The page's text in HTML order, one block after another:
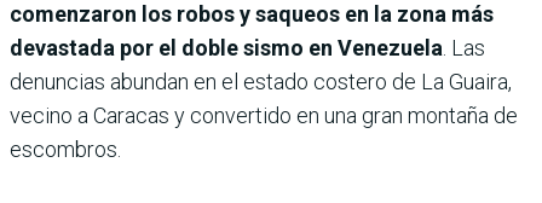
comenzaron los robos y saqueos en la zona más
devastada por el doble sismo en Venezuela. Las
denuncias abundan en el estado costero de La Guaira,
vecino a Caracas y convertido en una gran montaña de
escombros.